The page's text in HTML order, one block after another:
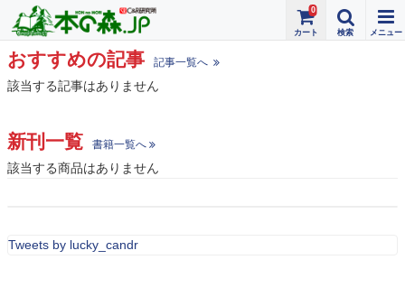
0
おすすめの記事 記事一覧へ
該当する記事はありません
新刊一覧 書籍一覧へ
該当する商品はありません
Tweets by lucky_candr